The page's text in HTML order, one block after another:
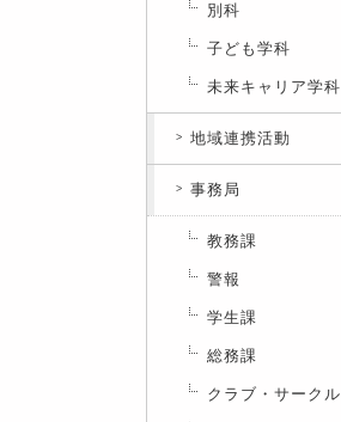
別科
子ども学科
未来キャリア学科
地域連携活動
事務局
教務課
警報
学生課
総務課
クラブ・サークル